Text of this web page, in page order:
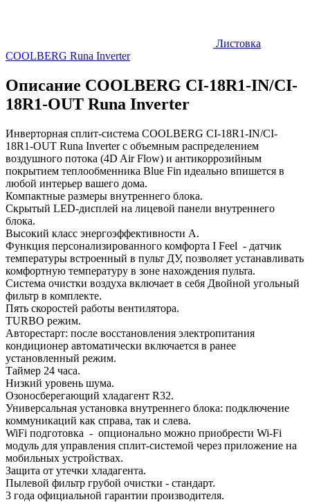
Листовка
COOLBERG Runa Inverter
Описание COOLBERG CI-18R1-IN/CI-
18R1-OUT Runa Inverter
Инверторная сплит-система COOLBERG CI-18R1-IN/CI-
18R1-OUT Runa Inverter с объемным распределением
воздушного потока (4D Air Flow) и антикоррозийным
покрытием теплообменника Blue Fin идеально впишется в
любой интерьер вашего дома.
Компактные размеры внутреннего блока.
Скрытый LED-дисплей на лицевой панели внутреннего
блока.
Высокий класс энергоэффективности А.
Функция персонализированного комфорта I Feel - датчик
температуры встроенный в пульт ДУ, позволяет устанавливать
комфортную температуру в зоне нахождения пульта.
Система очистки воздуха включает в себя Двойной угольный
фильтр в комплекте.
Пять скоростей работы вентилятора.
TURBO режим.
Авторестарт: после восстановления электропитания
кондиционер автоматически включается в ранее
установленный режим.
Таймер 24 часа.
Низкий уровень шума.
Озоносберегающий хладагент R32.
Универсальная установка внутреннего блока: подключение
коммуникаций как справа, так и слева.
WiFi подготовка - опционально можно приобрести Wi-Fi
модуль для управления сплит-системой через приложение на
мобильных устройствах.
Защита от утечки хладагента.
Пылевой фильтр грубой очистки - стандарт.
3 года официальной гарантии производителя.